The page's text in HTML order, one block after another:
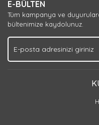
E-BÜLTEN
Tüm kampanya ve
bültenimize kaydolunuz.